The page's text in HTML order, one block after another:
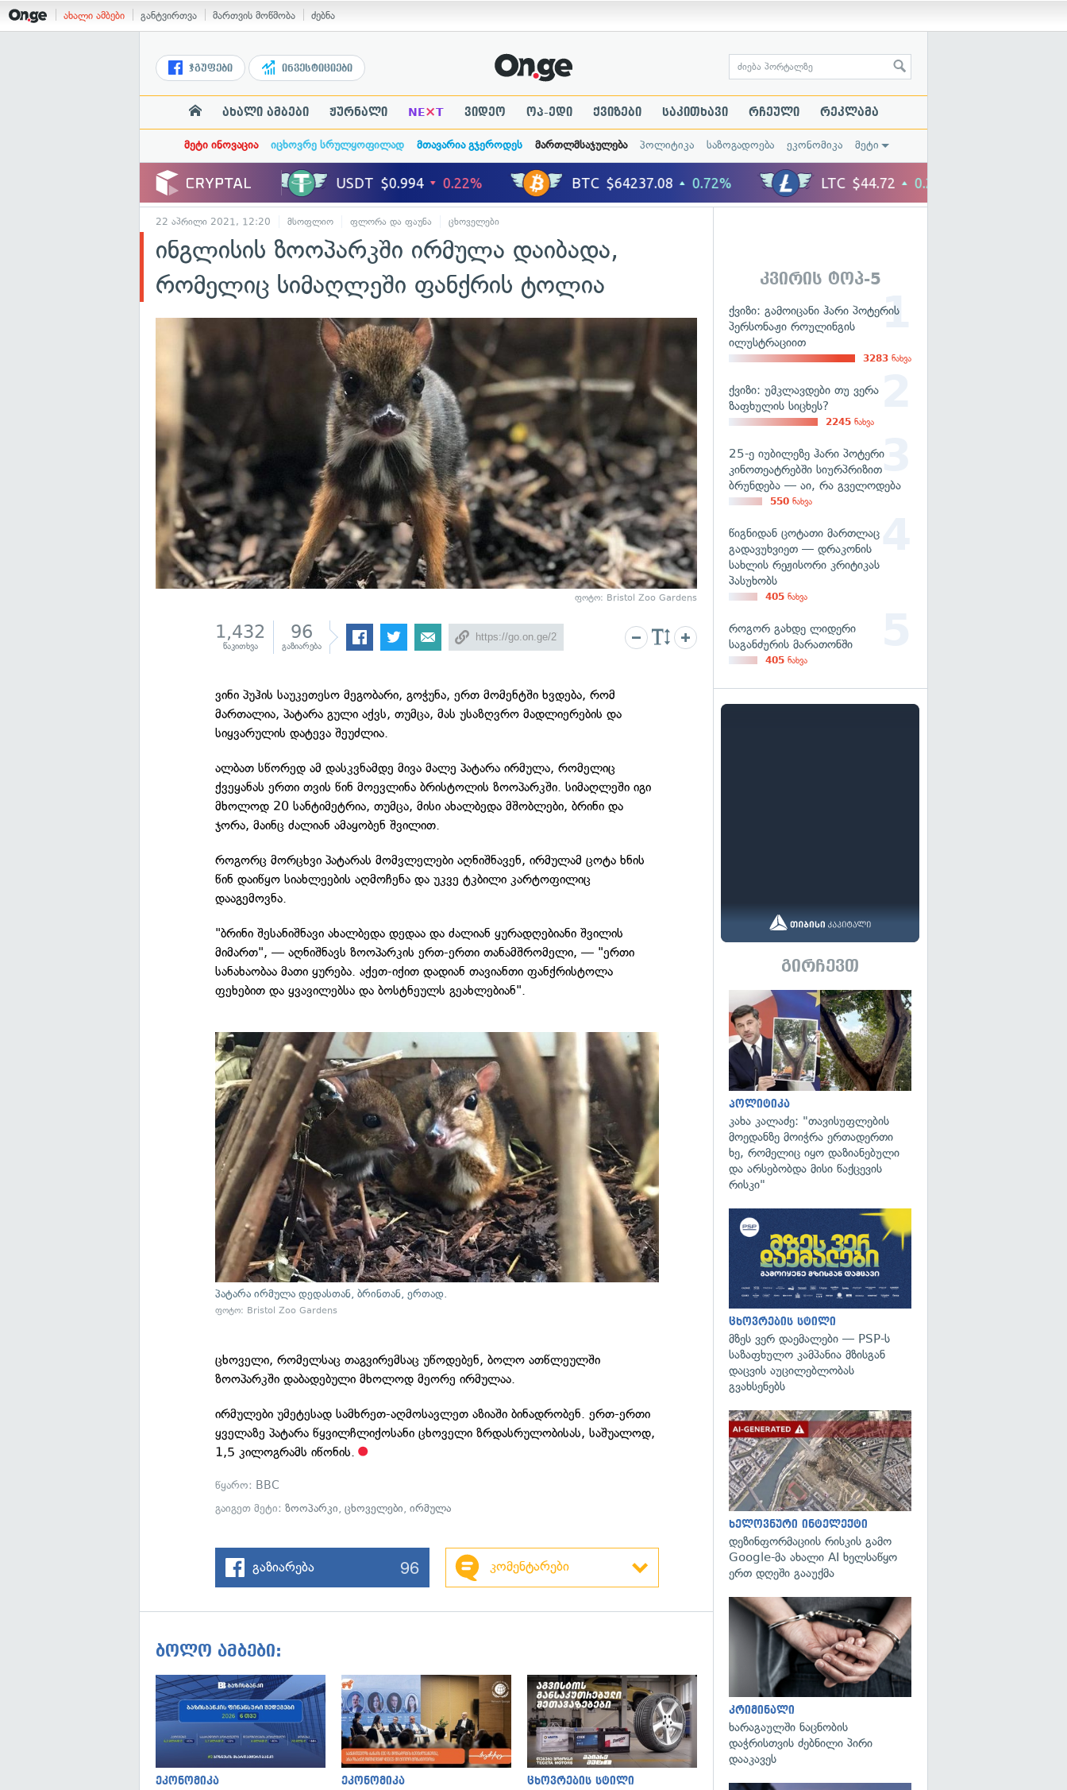
ახალი ამბები განტვირთვა მართვის მოწმობა ძებნა
ჯგუფები ინვესტიციები
ახალი ამბები ჟურნალი NE×T ვიდეო ოპ-ედი ქვიზები საკითხავი რჩეული რეკლამა
მეტი ინოვაცია იცხოვრე სრულყოფილად მთავარია გჯეროდეს მართლმსაჯულება პოლიტიკა საზოგადოება ეკონომიკა მეტი
22 აპრილი 2021, 12:20 მსოფლიო ფლორა და ფაუნა ცხოველები
ინგლისის ზოოპარკში ირმულა დაიბადა,
რომელიც სიმაღლეში ფანქრის ტოლია
ფოტო: Bristol Zoo Gardens
1,432
წაკითხვა
96
გაზიარება
ვინი პუჰის საუკეთესო მეგობარი, გოჭუნა, ერთ მომენტში ხვდება, რომ
მართალია, პატარა გული აქვს, თუმცა, მას უსაზღვრო მადლიერების და
სიყვარულის დატევა შეუძლია.
ალბათ სწორედ ამ დასკვნამდე მივა მალე პატარა ირმულა, რომელიც
ქვეყანას ერთი თვის წინ მოევლინა ბრისტოლის ზოოპარკში. სიმაღლეში იგი
მხოლოდ 20 სანტიმეტრია, თუმცა, მისი ახალბედა მშობლები, ბრინი და
ჯორა, მაინც ძალიან ამაყობენ შვილით.
როგორც მორცხვი პატარას მომვლელები აღნიშნავენ, ირმულამ ცოტა ხნის
წინ დაიწყო სიახლეების აღმოჩენა და უკვე ტკბილი კარტოფილიც
დააგემოვნა.
"ბრინი შესანიშნავი ახალბედა დედაა და ძალიან ყურადღებიანი შვილის
მიმართ", — აღნიშნავს ზოოპარკის ერთ-ერთი თანამშრომელი, — "ერთი
სანახაობაა მათი ყურება. აქეთ-იქით დადიან თავიანთი ფანქრისტოლა
ფეხებით და ყვავილებსა და ბოსტნეულს გეახლებიან".
პატარა ირმულა დედასთან, ბრინთან, ერთად.
ფოტო: Bristol Zoo Gardens
ცხოველი, რომელსაც თაგვირემსაც უწოდებენ, ბოლო ათწლეულში
ზოოპარკში დაბადებული მხოლოდ მეორე ირმულაა.
ირმულები უმეტესად სამხრეთ-აღმოსავლეთ აზიაში ბინადრობენ. ერთ-ერთი
ყველაზე პატარა წყვილჩლიქოსანი ცხოველი ზრდასრულობისას, საშუალოდ,
1,5 კილოგრამს იწონის.
წყარო: BBC
გაიგეთ მეტი:ზოოპარკი,ცხოველები,ირმულა
გაზიარება 96 კომენტარები
ბოლო ამბები:
ეკონომიკა ეკონომიკა ცხოვრების სტილი
კვირის ტოპ-5
ქვიზი: გამოიცანი ჰარი პოტერის
პერსონაჟი როულინგის
ილუსტრაციით
3283 ნახვა
ქვიზი: უმკლავდები თუ ვერა
ზაფხულის სიცხეს?
2245 ნახვა
25-ე იუბილეზე ჰარი პოტერი
კინოთეატრებში სიურპრიზით
ბრუნდება — აი, რა გველოდება
550 ნახვა
წიგნიდან ცოტათი მართლაც
გადავუხვიეთ — დრაკონის
სახლის რეჟისორი კრიტიკას
პასუხობს
405 ნახვა
როგორ გახდე ლიდერი
საგანძურის მარათონში
405 ნახვა
გირჩევთ
პოლიტიკა
კახა კალაძე: "თავისუფლების
მოედანზე მოიჭრა ერთადერთი
ხე, რომელიც იყო დაზიანებული
და არსებობდა მისი წაქცევის
რისკი"
ცხოვრების სტილი
მზეს ვერ დაემალები — PSP-ს
საზაფხულო კამპანია მზისგან
დაცვის აუცილებლობას
გვახსენებს
ხელოვნური ინტელექტი
დეზინფორმაციის რისკის გამო
Google-მა ახალი AI ხელსაწყო
ერთ დღეში გააუქმა
კრიმინალი
ხარაგაულში ნაცნობის
დაჭრისთვის ძებნილი პირი
დააკავეს